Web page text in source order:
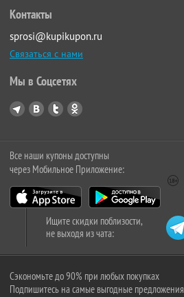
Контакты
sprosi@kupikupon.ru
Связаться с нами
Мы в Соцсетях
Все наши купоны доступны
через Мобильное Приложение:
Ищите скидки поблизости,
не выходя из чата:
Сэкономьте до 90% при любых покупках
Подпишитесь на самые выгодные предложения